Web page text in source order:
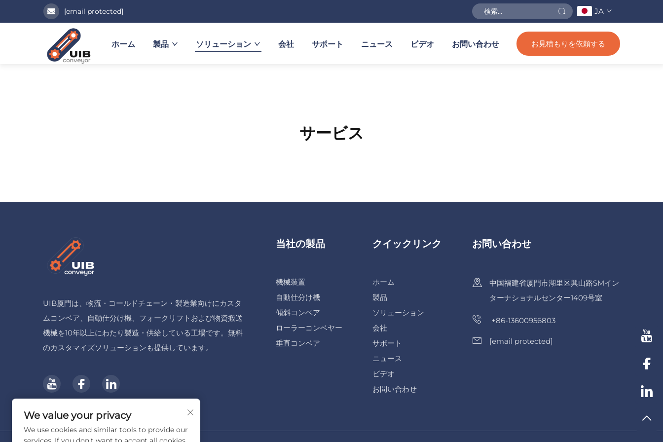
[email protected] JA
ホーム 製品 ソリューション 会社 サポート ニュース ビデオ お問い合わせ お見積もりを依頼する
サービス
UIB厦門は、物流・コールドチェーン・製造業向けにカスタ
ムコンベア、自動仕分け機、フォークリフトおよび物資搬送
機械を10年以上にわたり製造・供給している工場です。無料
のカスタマイズソリューションも提供しています。
当社の製品
機械装置
自動仕分け機
傾斜コンベア
ローラーコンベヤー
垂直コンベア
クイックリンク
ホーム
製品
ソリューション
会社
サポート
ニュース
ビデオ
お問い合わせ
お問い合わせ
中国福建省厦門市湖里区興山路SMイン
ターナショナルセンター1409号室
+86-13600956803
[email protected]
We value your privacy
We use cookies and similar tools to provide our